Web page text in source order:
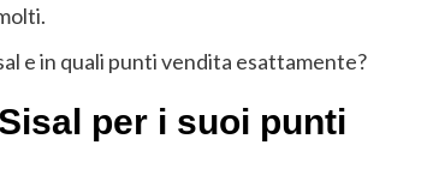
e in quali punti vendita esattamente?
per i suoi punti